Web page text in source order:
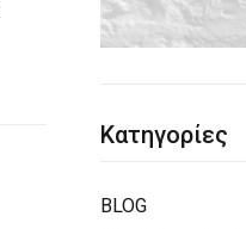
Κατηγορίες
BLOG